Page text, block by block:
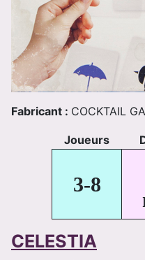
Fabricant : COCKTAIL
Joueurs
3-8
CELESTIA